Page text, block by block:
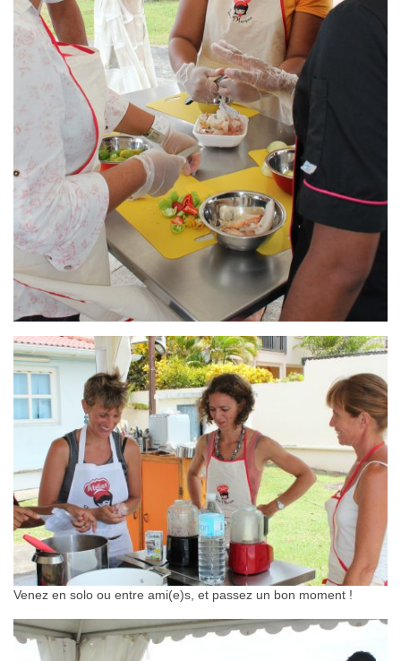
Venez en solo ou entre ami(e)s, et passez un bon moment !